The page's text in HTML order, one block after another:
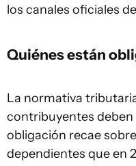
los canales oficiales
Quiénes están
La normativa
contribuyentes deben
obligación recae
dependientes que en